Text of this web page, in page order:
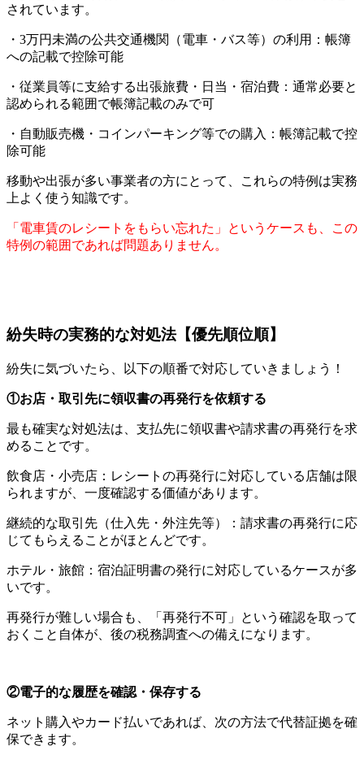
されています。
・3万円未満の公共交通機関（電車・バス等）の利用：帳簿
への記載で控除可能
・従業員等に支給する出張旅費・日当・宿泊費：通常必要と
認められる範囲で帳簿記載のみで可
・自動販売機・コインパーキング等での購入：帳簿記載で控
除可能
移動や出張が多い事業者の方にとって、これらの特例は実務
上よく使う知識です。
「電車賃のレシートをもらい忘れた」というケースも、この
特例の範囲であれば問題ありません。
紛失時の実務的な対処法【優先順位順】
紛失に気づいたら、以下の順番で対応していきましょう！
①お店・取引先に領収書の再発行を依頼する
最も確実な対処法は、支払先に領収書や請求書の再発行を求
めることです。
飲食店・小売店：レシートの再発行に対応している店舗は限
られますが、一度確認する価値があります。
継続的な取引先（仕入先・外注先等）：請求書の再発行に応
じてもらえることがほとんどです。
ホテル・旅館：宿泊証明書の発行に対応しているケースが多
いです。
再発行が難しい場合も、「再発行不可」という確認を取って
おくこと自体が、後の税務調査への備えになります。
②電子的な履歴を確認・保存する
ネット購入やカード払いであれば、次の方法で代替証拠を確
保できます。